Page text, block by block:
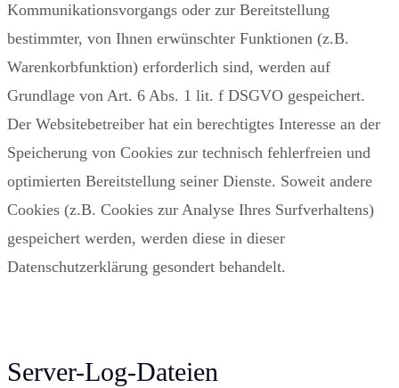
Kommunikationsvorgangs oder zur Bereitstellung
bestimmter, von Ihnen erwünschter Funktionen (z.B.
Warenkorbfunktion) erforderlich sind, werden auf
Grundlage von Art. 6 Abs. 1 lit. f DSGVO gespeichert.
Der Websitebetreiber hat ein berechtigtes Interesse an der
Speicherung von Cookies zur technisch fehlerfreien und
optimierten Bereitstellung seiner Dienste. Soweit andere
Cookies (z.B. Cookies zur Analyse Ihres Surfverhaltens)
gespeichert werden, werden diese in dieser
Datenschutzerklärung gesondert behandelt.
Server-Log-Dateien